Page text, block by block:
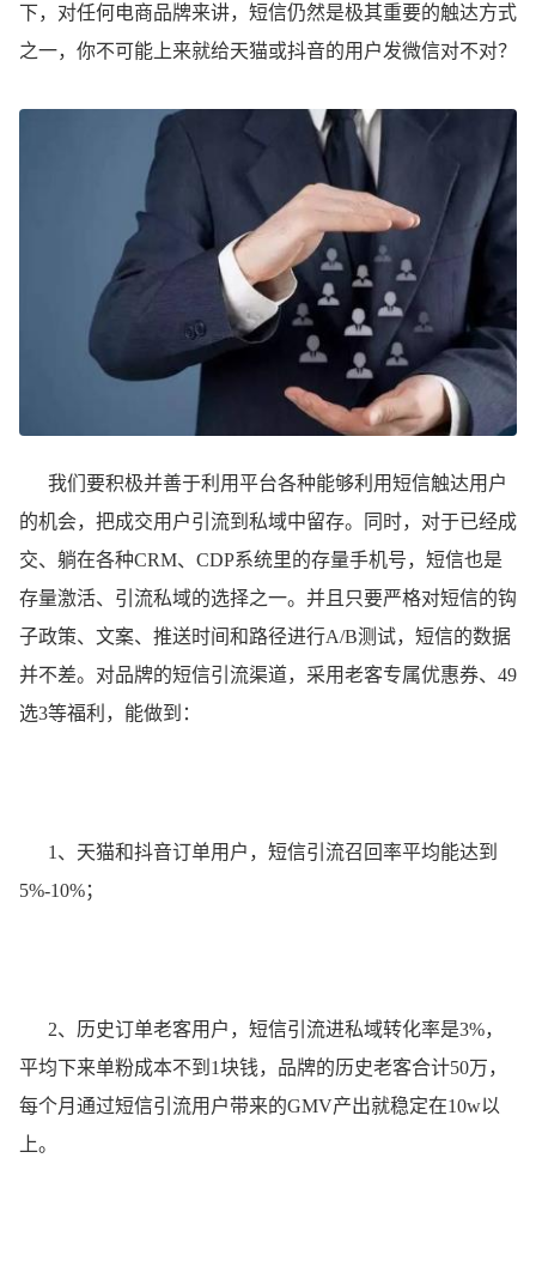
下，对任何电商品牌来讲，短信仍然是极其重要的触达⽅式
之⼀，你不可能上来就给天猫或抖⾳的⽤户发微信对不对？
我们要积极并善于利⽤平台各种能够利⽤短信触达⽤户
的机会，把成交⽤户引流到私域中留存。同时，对于已经成
交、躺在各种CRM、CDP系统⾥的存量⼿机号，短信也是
存量激活、引流私域的选择之⼀。并且只要严格对短信的钩
⼦政策、⽂案、推送时间和路径进⾏A/B测试，短信的数据
并不差。对品牌的短信引流渠道，采⽤⽼客专属优惠券、49
选3等福利，能做到：
1、天猫和抖⾳订单⽤户，短信引流召回率平均能达到
5%-10%；
2、历史订单⽼客⽤户，短信引流进私域转化率是3%，
平均下来单粉成本不到1块钱，品牌的历史⽼客合计50万，
每个⽉通过短信引流⽤户带来的GMV产出就稳定在10w以
上。